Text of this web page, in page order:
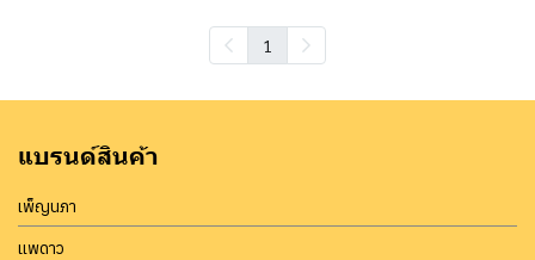
1
แบรนด์สินค้า
เพ็ญนภา
แพดาว